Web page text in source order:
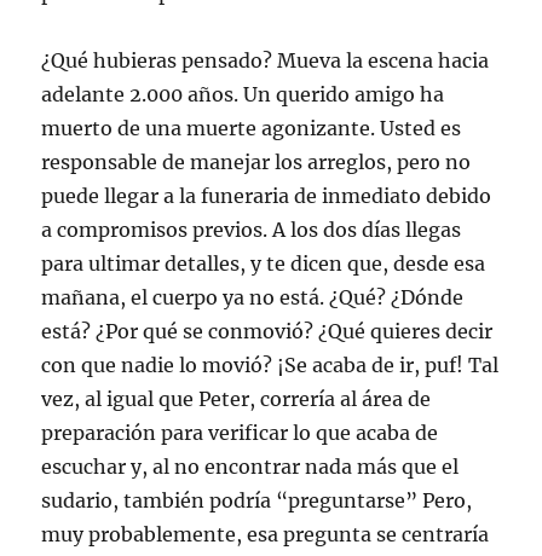
¿Qué hubieras pensado? Mueva la escena hacia
adelante 2.000 años. Un querido amigo ha
muerto de una muerte agonizante. Usted es
responsable de manejar los arreglos, pero no
puede llegar a la funeraria de inmediato debido
a compromisos previos. A los dos días llegas
para ultimar detalles, y te dicen que, desde esa
mañana, el cuerpo ya no está. ¿Qué? ¿Dónde
está? ¿Por qué se conmovió? ¿Qué quieres decir
con que nadie lo movió? ¡Se acaba de ir, puf! Tal
vez, al igual que Peter, correría al área de
preparación para verificar lo que acaba de
escuchar y, al no encontrar nada más que el
sudario, también podría “preguntarse” Pero,
muy probablemente, esa pregunta se centraría